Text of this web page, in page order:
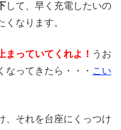
して、早く充電したいの
くなります。
まっていてくれよ！ うお
なってきたら・・・ こい
、それを台座にくっつけ